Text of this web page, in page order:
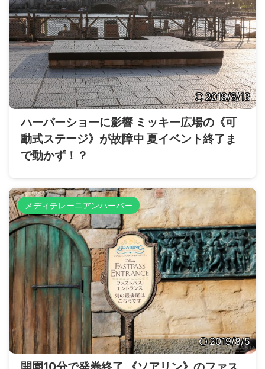
2019/8/13
ハーバーショーに影響 ミッキー広場の《可
動式ステージ》が故障中 夏イベント終了ま
で動かず！？
メディテレーニアンハーバー
2019/8/5